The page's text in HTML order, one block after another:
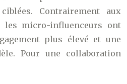
Contrairement aux
les micro-influenceurs ont
plus élevé et une
Pour une collaboration